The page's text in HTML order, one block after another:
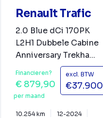
Renault Trafic
2.0 Blue dCi 170PK
L2H1 Dubbele Cabine
Anniversary Trekha...
Financieren?
€ 879,90
per maand
excl. BTW
€37.900
10.254 km
12-2024